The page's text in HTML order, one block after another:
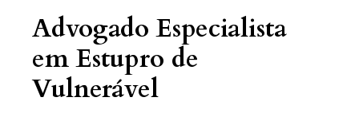
Advogado Especialista
em Estupro de
Vulnerável